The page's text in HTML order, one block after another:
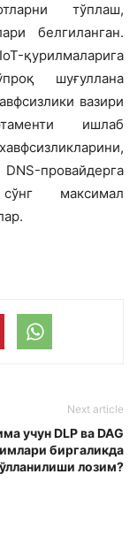
тўплаш,
белгиланган.
қурилмаларига
шуғуллана
вазири
ишлаб
провайдерга
максимал
Next article
учун DLP ва DAG
биргаликда
лозим?